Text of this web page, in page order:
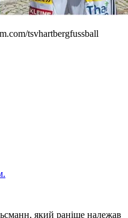
tsvhartbergfussball
який раніше належав